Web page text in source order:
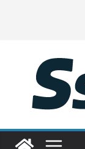
conteúdo